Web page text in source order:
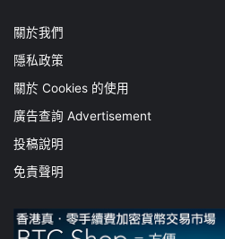
關於我們
隱私政策
關於 Cookies 的使用
廣告查詢 Advertisement
投稿說明
免責聲明